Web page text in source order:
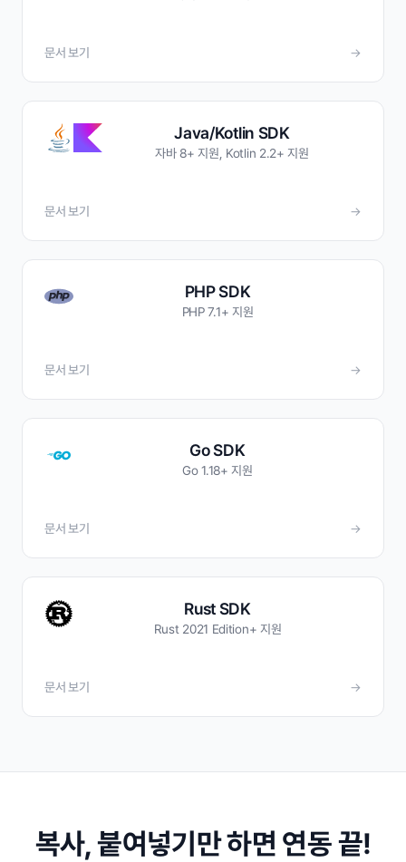
문서 보기 →
Java/Kotlin SDK
자바 8+ 지원, Kotlin 2.2+ 지원
문서 보기 →
PHP SDK
PHP 7.1+ 지원
문서 보기 →
Go SDK
Go 1.18+ 지원
문서 보기 →
Rust SDK
Rust 2021 Edition+ 지원
문서 보기 →
복사, 붙여넣기만 하면 연동 끝!